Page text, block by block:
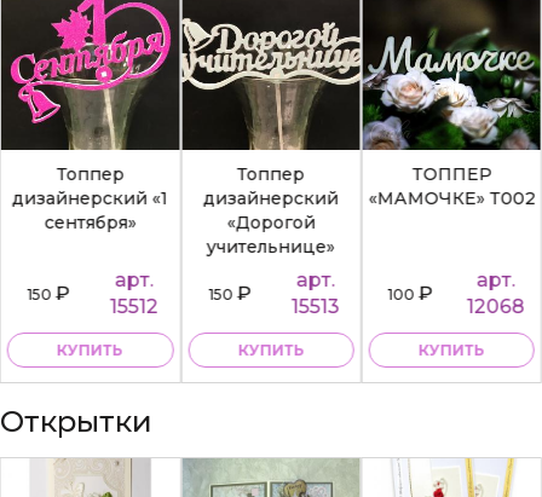
Топпер
дизайнерский «1
сентября»
150₽
арт.
15512
КУПИТЬ
Топпер
дизайнерский
«Дорогой
учительнице»
150₽
арт.
15513
КУПИТЬ
ТОППЕР
«МАМОЧКЕ» Т002
100₽
арт.
12068
КУПИТЬ
Открытки